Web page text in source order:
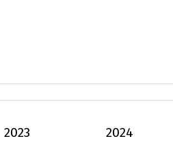
2023
2024